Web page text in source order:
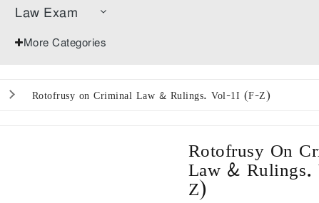
Law Exam
More Categories
Rotofrusy on Criminal Law & Rulings. Vol-1I (F-Z)
Rotofrusy On
Law &
Z)